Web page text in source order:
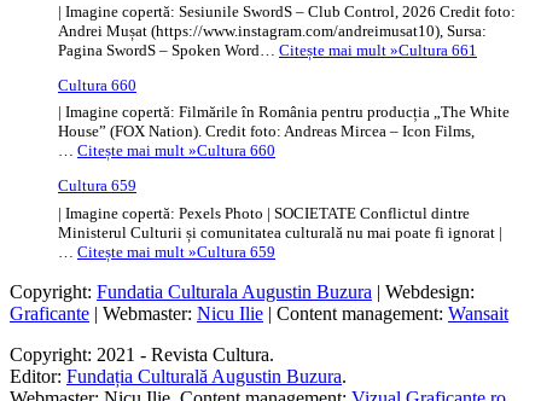
| Imagine copertă: Sesiunile SwordS – Club Control, 2026 Credit foto:
Andrei Mușat (https://www.instagram.com/andreimusat10), Sursa:
Pagina SwordS – Spoken Word… Citește mai mult »Cultura 661
Cultura 660
| Imagine copertă: Filmările în România pentru producția „The White
House” (FOX Nation). Credit foto: Andreas Mircea – Icon Films,
… Citește mai mult »Cultura 660
Cultura 659
| Imagine copertă: Pexels Photo | SOCIETATE Conflictul dintre
Ministerul Culturii și comunitatea culturală nu mai poate fi ignorat |
Citește mai mult »Cultura 659
Copyright: Fundatia Culturala Augustin Buzura | Webdesign:
Graficante | Webmaster: Nicu Ilie | Content management: Wansait
Copyright: 2021 - Revista Cultura.
Editor: Fundația Culturală Augustin Buzura.